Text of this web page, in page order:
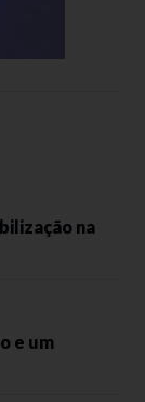
na
e um